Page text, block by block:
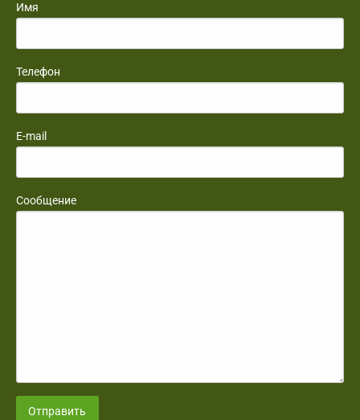
Имя
Телефон
E-mail
Сообщение
Отправить